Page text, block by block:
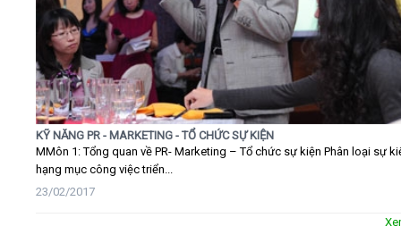
KỸ NĂNG PR - MARKETING - TỔ CHỨC SỰ KIỆN
MMôn 1: Tổng quan về PR- Marketing – Tổ chức sự kiện Phân loại sự
hạng mục công việc triển...
23/02/2017